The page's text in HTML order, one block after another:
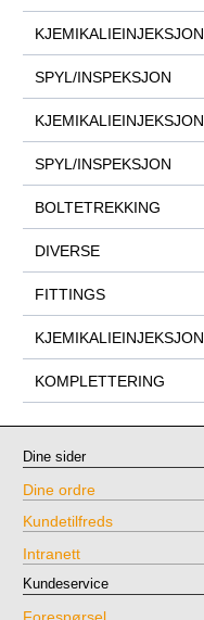
KJEMIKALIEINJEKSJON
SPYL/INSPEKSJON
KJEMIKALIEINJEKSJON
SPYL/INSPEKSJON
BOLTETREKKING
DIVERSE
FITTINGS
KJEMIKALIEINJEKSJON
KOMPLETTERING
Dine sider
Dine ordre
Kundetilfreds
Intranett
Kundeservice
Forespørsel